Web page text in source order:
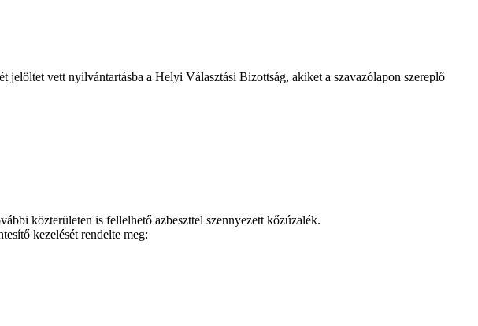
jelöltet vett nyilvántartásba a Helyi Választási Bizottság, akiket a szavazólapon szereplő
közterületen is fellelhető azbeszttel szennyezett kőzúzalék.
kezelését rendelte meg: